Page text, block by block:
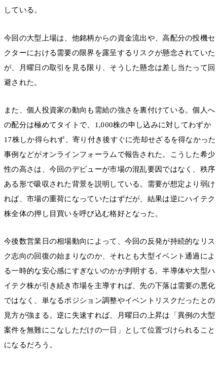
している。
今回の大型上場は、他銘柄からの資金流出や、高配分の投機セ
クターにおける需要の限界を露呈するリスクが懸念されていた
が、月曜日の取引を見る限り、そうした懸念は差し当たって回
避された。
また、個人投資家の動向も需給の強さを裏付けている。個人へ
の配分は極めてタイトで、1,000株の申し込みに対してわずか
17株しか得られず、寄り付き後すぐに売却せざるを得なかった
事例などがオンラインフォーラムで報告された。こうした希少
性の高さは、今回のデビューが市場の混乱要因ではなく、秩序
ある形で吸収された背景を説明している。需要が想定より弱け
れば、市場の重荷になっていたはずだが、結果は逆にハイテク
株全体の押し目買いを呼び込む格好となった。
今後数営業日の相場動向によって、今回の反発が持続的なリス
ク志向の回復の始まりなのか、それとも大型イベント通過によ
る一時的な安心感にすぎないのかが判明する。半導体や大型ハ
イテク株が引き続き市場を主導すれば、先の下落は需要の悪化
ではなく、単なるポジション調整やイベントリスクだったとの
見方が強まる。逆に失速すれば、月曜日の上昇は「異例の大型
案件を無難にこなしただけの一日」として位置づけられること
になるだろう。